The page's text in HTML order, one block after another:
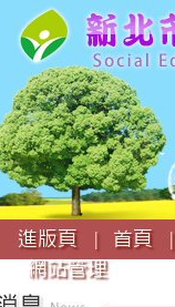
:::
進版頁 |
首頁 |
網站管理